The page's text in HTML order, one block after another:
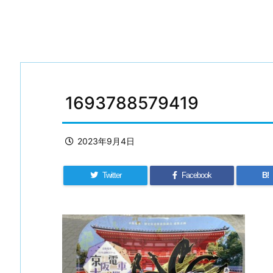
1693788579419
2023年9月4日
Twitter Facebook B!